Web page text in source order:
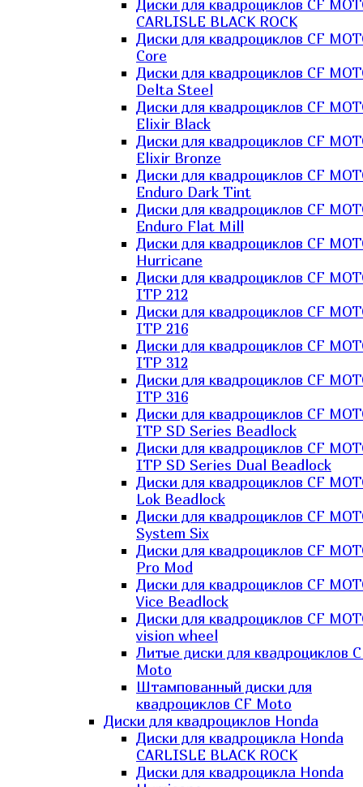
Диски для квадроциклов CF
CARLISLE BLACK ROCK
Диски для квадроциклов CF
Core
Диски для квадроциклов CF
Delta Steel
Диски для квадроциклов CF
Elixir Black
Диски для квадроциклов CF
Elixir Bronze
Диски для квадроциклов CF
Enduro Dark Tint
Диски для квадроциклов CF
Enduro Flat Mill
Диски для квадроциклов CF
Hurricane
Диски для квадроциклов CF
ITP 212
Диски для квадроциклов CF
ITP 216
Диски для квадроциклов CF
ITP 312
Диски для квадроциклов CF
ITP 316
Диски для квадроциклов CF
ITP SD Series Beadlock
Диски для квадроциклов CF
ITP SD Series Dual Beadlock
Диски для квадроциклов CF
Lok Beadlock
Диски для квадроциклов CF
System Six
Диски для квадроциклов CF
Pro Mod
Диски для квадроциклов CF
Vice Beadlock
Диски для квадроциклов CF
vision wheel
Литые диски для квадроциклов
Moto
Штампованный диски для
квадроциклов CF Moto
Диски для квадроциклов Honda
Диски для квадроцикла Honda
CARLISLE BLACK ROCK
Диски для квадроцикла Honda